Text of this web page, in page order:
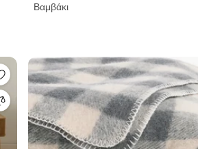
Βαμβάκι